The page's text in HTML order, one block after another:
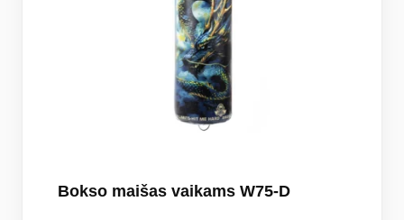
Bokso maišas vaikams W75-D